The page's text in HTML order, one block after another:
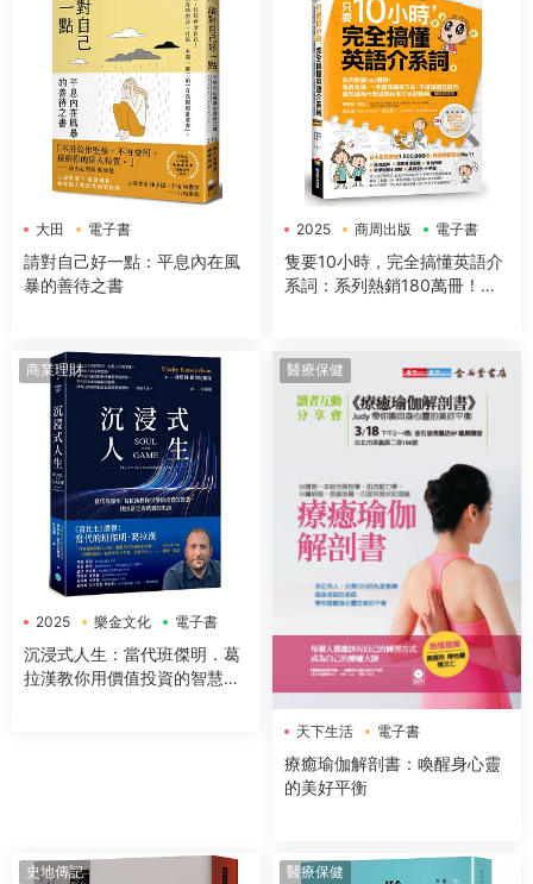
大田 電子書
請對自己好一點：平息內在風
暴的善待之書
2025 商周出版 電子書
隻要10小時，完全搞懂英語介
系詞：系列熱銷180萬冊！免
麼這樣用的介系詞寶典
商業理財
2025 樂金文化 電子書
沉浸式人生：當代班傑明．葛
拉漢教你用價值投資的智慧，
醫療保健
天下生活 電子書
療癒瑜伽解剖書：喚醒身心靈
的美好平衡
史地傳記 醫療保健